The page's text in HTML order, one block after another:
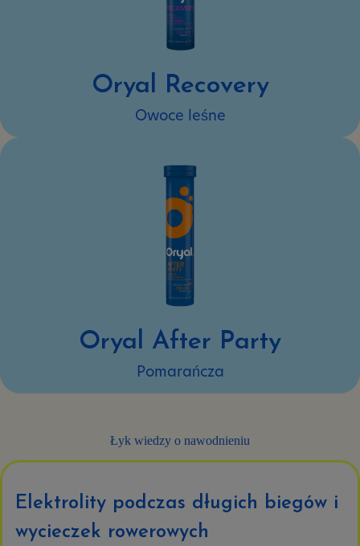
Oryal Recovery
Owoce leśne
Oryal After Party
Pomarańcza
Łyk wiedzy o nawodnieniu
Elektrolity podczas długich biegów i
wycieczek rowerowych